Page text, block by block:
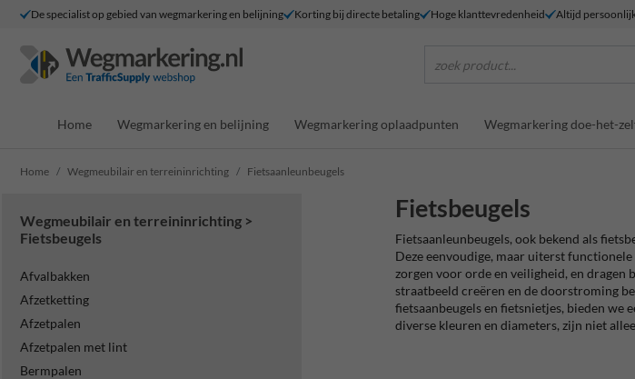
De specialist op gebied van wegmarkering en belijning Korting bij directe betaling Hoge klanttevredenheid Altijd
zoek product...
Home Wegmarkering en belijning Wegmarkering oplaadpunten Wegmarkering doe-het-
Home Wegmeubilair en terreininrichting Fietsaanleunbeugels
Wegmeubilair en terreininrichting >
Fietsbeugels
Afvalbakken
Afzetketting
Afzetpalen
Afzetpalen met lint
Bermpalen
Fietsbeugels
Fietsaanleunbeugels, ook bekend als
Deze eenvoudige, maar uiterst
zorgen voor orde en veiligheid, en dragen
straatbeeld creëren en de doorstroming
fietsaanbeugels en fietsnietjes, bieden we
diverse kleuren en diameters, zijn niet